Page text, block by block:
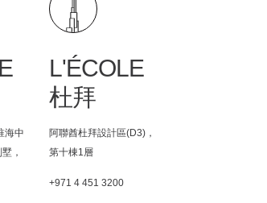
海中
，
L'ÉCOLE
杜拜
阿聯酋杜拜設計區(D3)，
第十棟1層
+971 4 451 3200